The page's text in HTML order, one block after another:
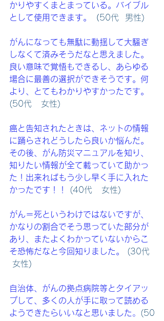
かりやすくまとまっている。バイブル
として使用できます。
（50代  男性)
がんになっても無駄に動揺して大騒ぎ
しなくて済みそうだなと思えました。
良い意味で覚悟もできるし、あらゆる
場合に最善の選択ができそうです。何
より、とてもわかりやすかったです。
(50代   女性)
癌と告知されたときは、ネットの情報
に踊らされどうしたら良いか悩んだ。
その後、がん防災マニュアルを知り、
知りたい情報が全て載っていて助かっ
た！出来ればもう少し早く手に入れた
かったです！！
(40代   女性)
がん＝死というわけではないですが、
かなりの割合でそう思っていた部分が
あり、またよくわかっていないからこ
そ恐怖だなと今回知りました。
(30代
女性)
自治体、がんの拠点病院等とタイアッ
プして、多くの人が手に取って読める
ようできたらいいなと思いました 。 (50